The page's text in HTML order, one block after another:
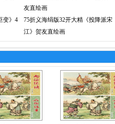
友直绘画
变》4
75折义海绢版32开大精《投降派宋
江》贺友直绘画